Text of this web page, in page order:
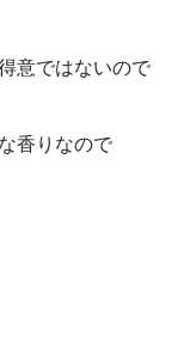
意ではないので
香りなので